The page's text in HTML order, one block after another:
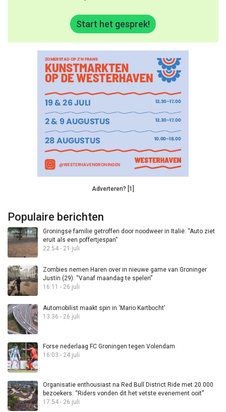
Start het gesprek!
Adverteren? [1]
Populaire berichten
Groningse familie getroffen door noodweer in Italië: “Auto ziet
eruit als een poffertjespan”
22:54 - 21 juli
Zombies nemen Haren over in nieuwe game van Groninger
Justin (29): “Vanaf maandag te spelen”
16:11 - 26 juli
Automobilist maakt spin in ‘Mario Kartbocht’
13:36 - 26 juli
Forse nederlaag FC Groningen tegen Volendam
16:03 - 24 juli
Organisatie enthousiast na Red Bull District Ride met 20.000
bezoekers: “Riders vonden dit het vetste evenement ooit”
17:54 - 26 juli